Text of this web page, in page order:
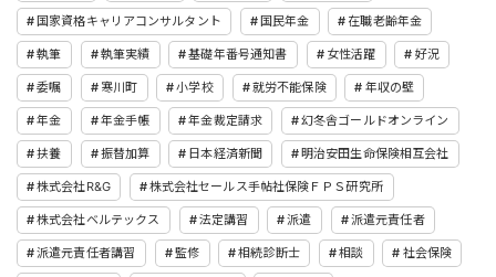
国家資格キャリアコンサルタント 国民年金 在職老齢年金
執筆 執筆実績 基礎年番号通知書 女性活躍 好況
委嘱 寒川町 小学校 就労不能保険 年収の壁
年金 年金手帳 年金裁定請求 幻冬舎ゴールドオンライン
扶養 振替加算 日本経済新聞 明治安田生命保険相互会社
株式会社R&G 株式会社セールス手帖社保険ＦＰＳ研究所
株式会社ベルテックス 法定講習 派遣 派遣元責任者
派遣元責任者講習 監修 相続診断士 相談 社会保険